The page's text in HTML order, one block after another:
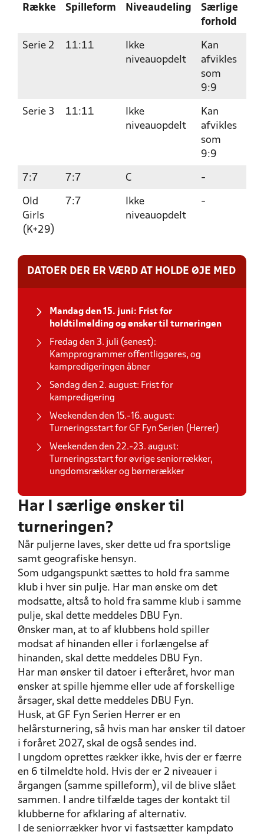
Række Spilleform Niveaudeling
Særlige
forhold
Serie 2 11:11
Ikke
niveauopdelt
Kan
afvikles
som
9:9
Serie 3 11:11
Ikke
niveauopdelt
Kan
afvikles
som
9:9
7:7 7:7 C -
Old
Girls
(K+29)
7:7
Ikke
niveauopdelt
-
DATOER DER ER VÆRD AT HOLDE ØJE MED
Mandag den 15. juni: Frist for
holdtilmelding og ønsker til turneringen
Fredag den 3. juli (senest):
Kampprogrammer offentliggøres, og
kampredigeringen åbner
Søndag den 2. august: Frist for
kampredigering
Weekenden den 15.-16. august:
Turneringsstart for GF Fyn Serien (Herrer)
Weekenden den 22.-23. august:
Turneringsstart for øvrige seniorrækker,
ungdomsrækker og børnerækker
Har I særlige ønsker til
turneringen?
Når puljerne laves, sker dette ud fra sportslige
samt geografiske hensyn.
Som udgangspunkt sættes to hold fra samme
klub i hver sin pulje. Har man ønske om det
modsatte, altså to hold fra samme klub i samme
pulje, skal dette meddeles DBU Fyn.
Ønsker man, at to af klubbens hold spiller
modsat af hinanden eller i forlængelse af
hinanden, skal dette meddeles DBU Fyn.
Har man ønsker til datoer i efteråret, hvor man
ønsker at spille hjemme eller ude af forskellige
årsager, skal dette meddeles DBU Fyn.
Husk, at GF Fyn Serien Herrer er en
helårsturnering, så hvis man har ønsker til datoer
i foråret 2027, skal de også sendes ind.
I ungdom oprettes rækker ikke, hvis der er færre
en 6 tilmeldte hold. Hvis der er 2 niveauer i
årgangen (samme spilleform), vil de blive slået
sammen. I andre tilfælde tages der kontakt til
klubberne for afklaring af alternativ.
I de seniorrækker hvor vi fastsætter kampdato